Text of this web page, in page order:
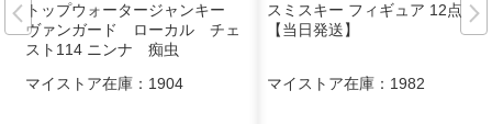
トップウォータージャンキー
ヴァンガード ローカル チェ
スト114 ニンナ 痴虫
マイストア在庫： 1904
スミスキー フィギュア 12点
【当日発送】
マイストア在庫： 1982